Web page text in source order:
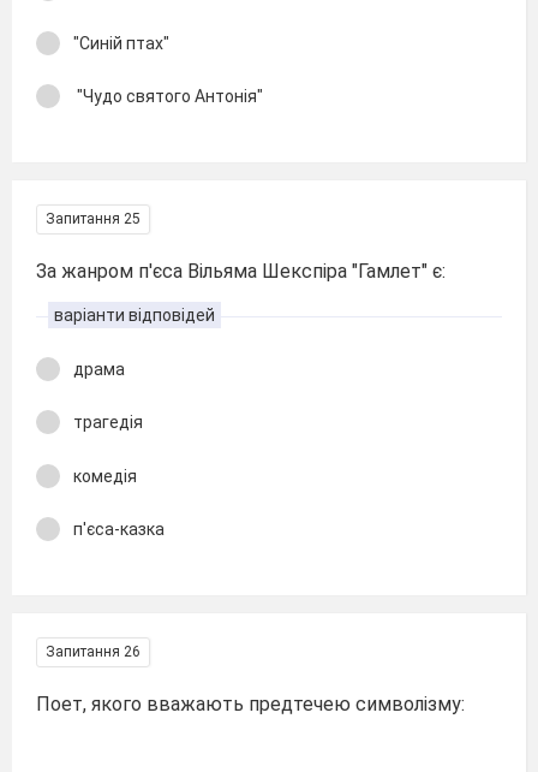
"Синій птах"
"Чудо святого Антонія"
Запитання 25
За жанром п'єса Вільяма Шекспіра "Гамлет" є:
варіанти відповідей
драма
трагедія
комедія
п'єса-казка
Запитання 26
Поет, якого вважають предтечею символізму: